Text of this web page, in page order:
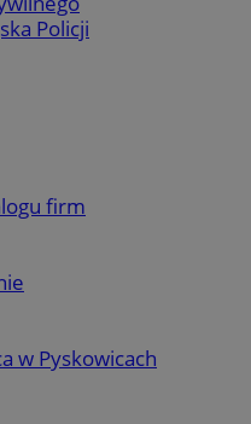
Policji
firm
w Pyskowicach